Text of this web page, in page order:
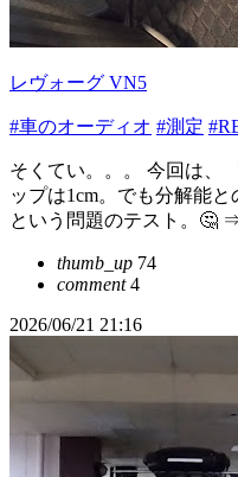
レヴォーグ VN5
#車のオーディオ #測定
そくてい。。。 今回は、
ップは1cm。でも分解能
という問題のテスト。🤔
thumb_up 74
comment4
2026/06/21 21:16